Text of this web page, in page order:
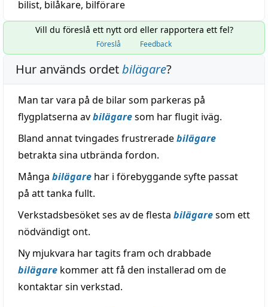
bilist, bilåkare, bilförare
Vill du föreslå ett nytt ord eller rapportera ett fel?
Föreslå Feedback
Hur används ordetbilägare?
Man tar vara på de bilar som parkeras på
flygplatserna avbilägaresom har flugit iväg.
Bland annat tvingades frustreradebilägare
betrakta sina utbrända fordon.
Många bilägare har i förebyggande syfte passat
på att tanka fullt.
Verkstadsbesöket ses av de flesta bilägaresom ett
nödvändigt ont.
Ny mjukvara har tagits fram och drabbade
bilägare kommer att få den installerad om de
kontaktar sin verkstad.